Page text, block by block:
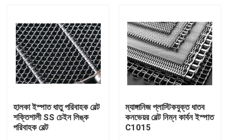
হালকা ইস্পাত ধাতু পরিবাহক বেল্ট
শক্তিশালী SS চেইন লিঙ্ক
পরিবাহক বেল্ট
ম্যাঙ্গানিজ প্লাস্টিকযুক্ত ধাতব
কনভেয়র বেল্ট নিম্ন কার্বন ইস্পাত
C1015